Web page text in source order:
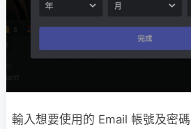
輸入想要使用的 Email 帳號及密